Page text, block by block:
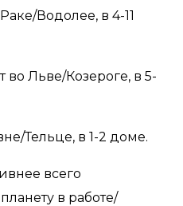
Водолее, в 4-11
Льве/Козероге, в 5-
Тельце, в 1-2 доме.
всего
в работе/